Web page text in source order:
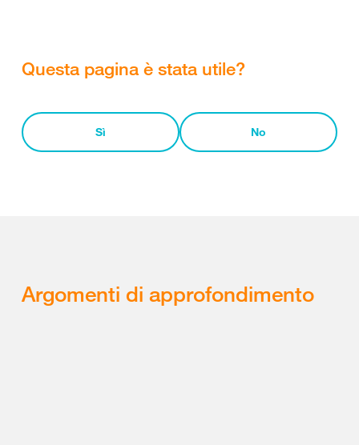
Questa pagina è stata utile?
Sì No
Argomenti di approfondimento